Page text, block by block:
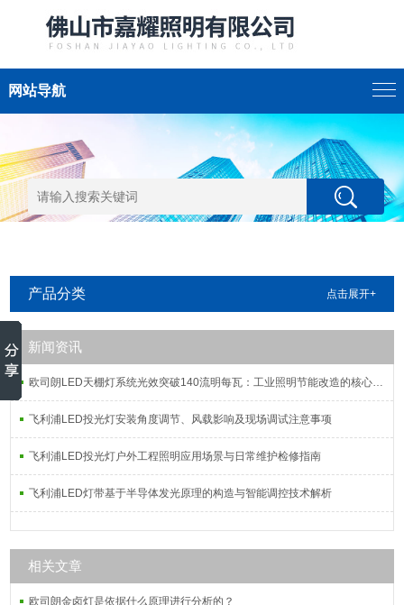
网站导航
产品分类 点击展开+
新闻资讯
欧司朗LED天棚灯系统光效突破140流明每瓦：工业照明节能改造的核心指标解析
飞利浦LED投光灯安装角度调节、风载影响及现场调试注意事项
飞利浦LED投光灯户外工程照明应用场景与日常维护检修指南
飞利浦LED灯带基于半导体发光原理的构造与智能调控技术解析
相关文章
欧司朗金卤灯是依据什么原理进行分析的？